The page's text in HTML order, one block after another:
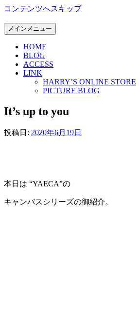
コンテンツへスキップ
メインメニュー
HOME
BLOG
ACCESS
LINK
HARRY’S ONLINE STORE
PICTURE BLOG
It’s up to you
投稿日: 2020年6月19日
本日は “YAECA”の
キャンバスシリーズの御紹介。